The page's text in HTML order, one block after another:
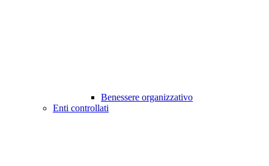
Benessere organizzativo
Enti controllati